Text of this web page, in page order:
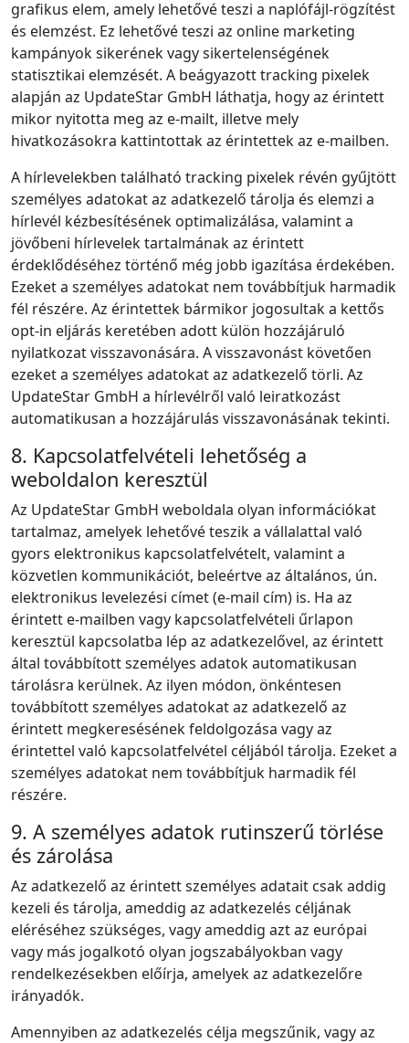
grafikus elem, amely lehetővé teszi a naplófájl‑rögzítést
és elemzést. Ez lehetővé teszi az online marketing
kampányok sikerének vagy sikertelenségének
statisztikai elemzését. A beágyazott tracking pixelek
alapján az UpdateStar GmbH láthatja, hogy az érintett
mikor nyitotta meg az e‑mailt, illetve mely
hivatkozásokra kattintottak az érintettek az e‑mailben.
A hírlevelekben található tracking pixelek révén gyűjtött
személyes adatokat az adatkezelő tárolja és elemzi a
hírlevél kézbesítésének optimalizálása, valamint a
jövőbeni hírlevelek tartalmának az érintett
érdeklődéséhez történő még jobb igazítása érdekében.
Ezeket a személyes adatokat nem továbbítjuk harmadik
fél részére. Az érintettek bármikor jogosultak a kettős
opt‑in eljárás keretében adott külön hozzájáruló
nyilatkozat visszavonására. A visszavonást követően
ezeket a személyes adatokat az adatkezelő törli. Az
UpdateStar GmbH a hírlevélről való leiratkozást
automatikusan a hozzájárulás visszavonásának tekinti.
8. Kapcsolatfelvételi lehetőség a
weboldalon keresztül
Az UpdateStar GmbH weboldala olyan információkat
tartalmaz, amelyek lehetővé teszik a vállalattal való
gyors elektronikus kapcsolatfelvételt, valamint a
közvetlen kommunikációt, beleértve az általános, ún.
elektronikus levelezési címet (e‑mail cím) is. Ha az
érintett e‑mailben vagy kapcsolatfelvételi űrlapon
keresztül kapcsolatba lép az adatkezelővel, az érintett
által továbbított személyes adatok automatikusan
tárolásra kerülnek. Az ilyen módon, önkéntesen
továbbított személyes adatokat az adatkezelő az
érintett megkeresésének feldolgozása vagy az
érintettel való kapcsolatfelvétel céljából tárolja. Ezeket a
személyes adatokat nem továbbítjuk harmadik fél
részére.
9. A személyes adatok rutinszerű törlése
és zárolása
Az adatkezelő az érintett személyes adatait csak addig
kezeli és tárolja, ameddig az adatkezelés céljának
eléréséhez szükséges, vagy ameddig azt az európai
vagy más jogalkotó olyan jogszabályokban vagy
rendelkezésekben előírja, amelyek az adatkezelőre
irányadók.
Amennyiben az adatkezelés célja megszűnik, vagy az